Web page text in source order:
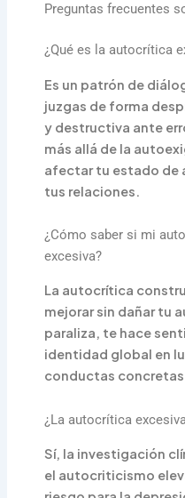
Preguntas frecuentes
¿Qué es la autocrítica
Es un patrón de
juzgas de forma
y destructiva ante
más allá de la
afectar tu estado de
tus relaciones.
¿Cómo saber si mi
excesiva?
La autocrítica
mejorar sin dañar tu
paraliza, te hace
identidad global en
conductas
¿La autocrítica
Sí, la investigación
el autocriticismo